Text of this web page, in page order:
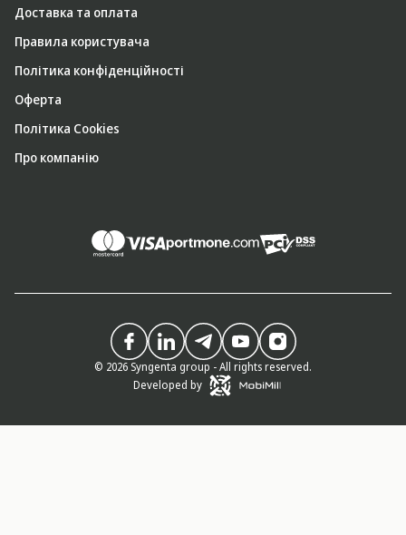
Доставка та оплата
Правила користувача
Політика конфіденційності
Оферта
Політика Cookies
Про компанію
© 2026 Syngenta group - All rights reserved.
Developed by